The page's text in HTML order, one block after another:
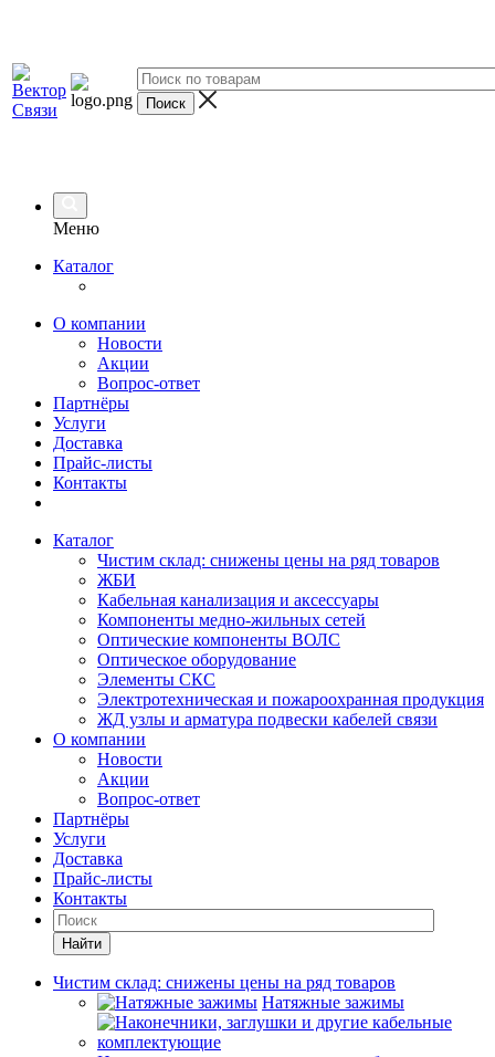
Меню
Каталог
О компании
Новости
Акции
Вопрос-ответ
Партнёры
Услуги
Доставка
Прайс-листы
Контакты
Каталог
Чистим склад: снижены цены на ряд товаров
ЖБИ
Кабельная канализация и аксессуары
Компоненты медно-жильных сетей
Оптические компоненты ВОЛС
Оптическое оборудование
Элементы СКС
Электротехническая и пожароохранная продукция
ЖД узлы и арматура подвески кабелей связи
О компании
Новости
Акции
Вопрос-ответ
Партнёры
Услуги
Доставка
Прайс-листы
Контакты
Найти
Чистим склад: снижены цены на ряд товаров
Натяжные зажимы